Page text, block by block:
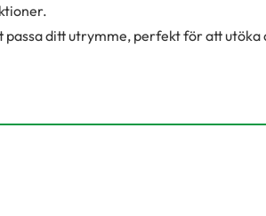
ditt utrymme, perfekt för att utöka